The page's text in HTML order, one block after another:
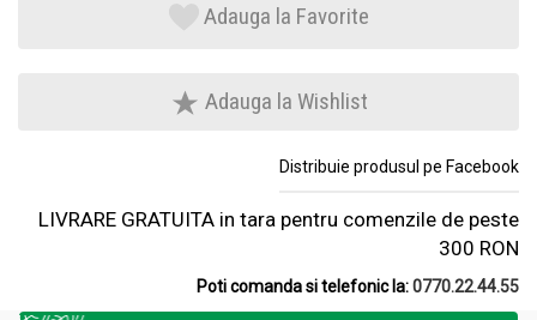
Adauga la Favorite
Adauga la Wishlist
Distribuie produsul pe Facebook
LIVRARE GRATUITA in tara pentru comenzile de peste
300 RON
Poti comanda si telefonic la:0770.22.44.55